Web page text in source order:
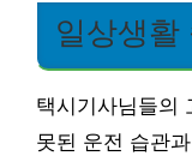
일상생활
택시기사님들의
못된 운전 습관